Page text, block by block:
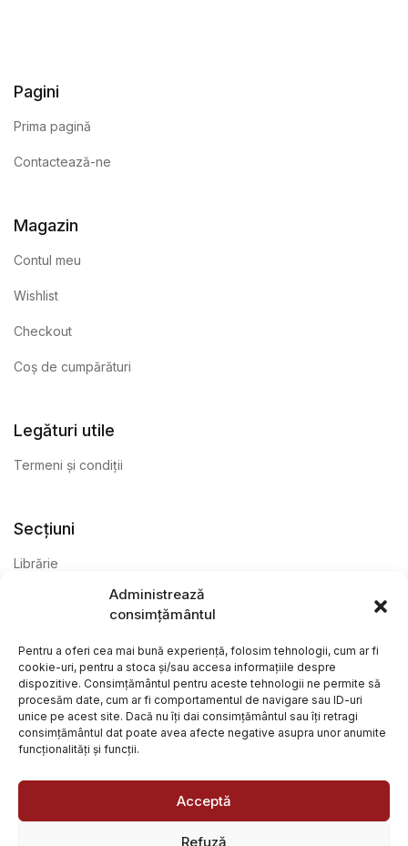
Administrează
consimțământul
Pentru a oferi cea mai bună experiență, folosim tehnologii, cum ar fi
cookie-uri, pentru a stoca și/sau accesa informațiile despre
dispozitive. Consimțământul pentru aceste tehnologii ne permite să
procesăm date, cum ar fi comportamentul de navigare sau ID-uri
unice pe acest site. Dacă nu îți dai consimțământul sau îți retragi
consimțământul dat poate avea afecte negative asupra unor anumite
funcționalități și funcții.
Acceptă
Refuză
Pagini
Prima pagină
Contactează-ne
Magazin
Contul meu
Wishlist
Checkout
Coș de cumpărături
Legături utile
Termeni și condiții
Secțiuni
Librărie
@ Librăria Arcana. Toate drepturile rezervate. Site creat de